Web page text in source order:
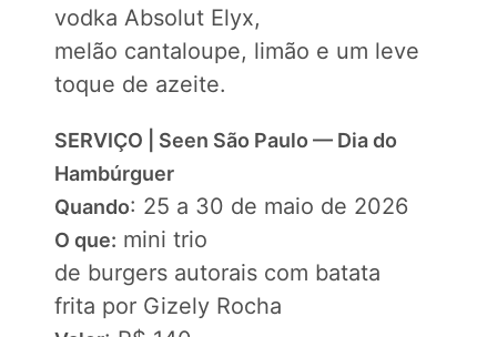
vodka Absolut Elyx,
melão cantaloupe, limão e um leve
toque de azeite.
SERVIÇO | Seen São Paulo — Dia do
Hambúrguer
Quando: 25 a 30 de maio de 2026
O que: mini trio
de burgers autorais com batata
frita por Gizely Rocha